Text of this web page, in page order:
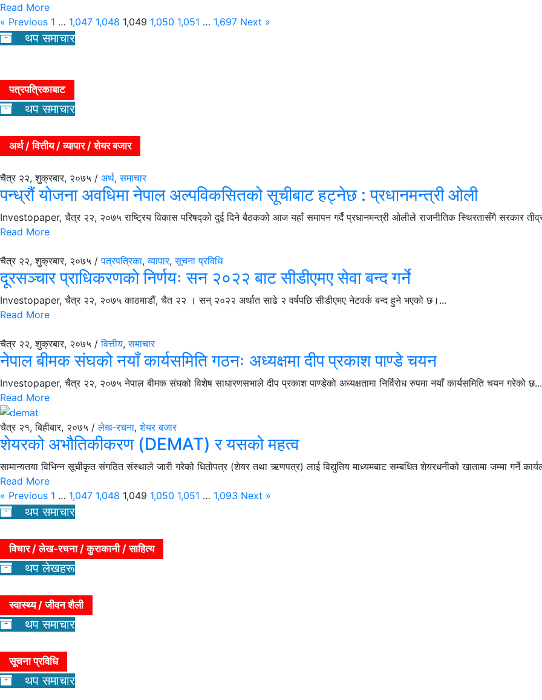
Read More
« Previous 1 … 1,047 1,048 1,049 1,050 1,051 … 1,697 Next »
थप समाचार
पत्रपत्रिकाबाट
थप समाचार
अर्थ / वित्तीय / व्यापार / शेयर बजार
चैत्र २२, शुक्रबार, २०७५ / अर्थ,समाचार
पन्ध्रौं योजना अवधिमा नेपाल अल्पविकसितको सूचीबाट हट्नेछ : प्रधानमन्त्री ओली
Investopaper, चैत्र २२, २०७५ राष्ट्रिय विकास परिषद्को दुई दिने बैठकको आज यहाँ समापन गर्दै प्रधानमन्त्री ओलीले राजनीतिक स्थिरतासँगै सरकार
Read More
चैत्र २२, शुक्रबार, २०७५ /पत्रपत्रिका,व्यापार,सूचना प्रविधि
दूरसञ्चार प्राधिकरणकाे निर्णयः सन २०२२ बाट सीडीएमए सेवा बन्द गर्ने
Investopaper, चैत्र २२, २०७५ काठमाडौं, चैत २२ । सन् २०२२ अर्थात साढे २ वर्षपछि सीडीएमए नेटवर्क बन्द हुने भएको छ।...
Read More
चैत्र २२, शुक्रबार, २०७५ /वित्तीय,समाचार
नेपाल बीमक संघको नयाँ कार्यसमिति गठनः अध्यक्षमा दीप प्रकाश पाण्डे चयन
Investopaper, चैत्र २२, २०७५ नेपाल बीमक संघको विशेष साधारणसभाले दीप प्रकाश पाण्डेकाे अध्यक्षतामा निर्विरोध रुपमा नयाँ कार्यसमिति चयन गरेको छ...
Read More
चैत्र २१, बिहीबार, २०७५ /लेख-रचना,शेयर बजार
शेयरको अभौतिकीकरण (DEMAT) र यसको महत्व
सामान्यतया विभिन्न सूचीकृत संगठित संस्थाले जारी गरेको धितोपत्र (शेयर तथा ऋणपत्र) लाई विद्युतिय माध्यमबाट सम्बधित शेयरधनीको खातामा जम्मा गर्ने
Read More
« Previous 1 … 1,047 1,048 1,049 1,050 1,051 … 1,093 Next »
थप समाचार
विचार / लेख-रचना / कुराकानी / साहित्य
थप लेखहरू
स्वास्थ्य / जीवन शैली
थप समाचार
सूचना प्रविधि
थप समाचार